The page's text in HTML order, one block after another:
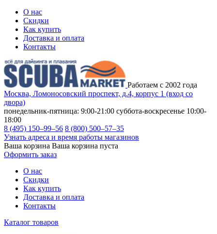
О нас
Скидки
Как купить
Доставка и оплата
Контакты
Работаем с 2002 года
Москва, Ломоносовский проспект, д.4, корпус 1 (вход со
двора)
понедельник-пятница: 9:00-21:00 суббота-воскресенье 10:00-
18:00
8 (495) 150–99–56 8 (800) 500–57–35
Узнать адреса и время работы магазинов
Ваша корзина Ваша корзина пуста
Оформить заказ
О нас
Скидки
Как купить
Доставка и оплата
Контакты
Каталог товаров